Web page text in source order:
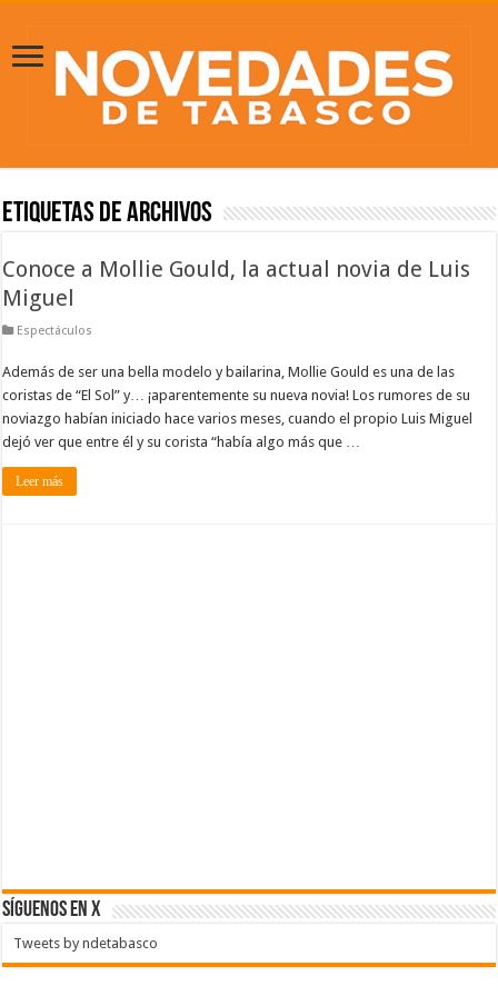
Etiquetas de Archivos
Conoce a Mollie Gould, la actual novia de Luis
Miguel
Espectáculos
Además de ser una bella modelo y bailarina, Mollie Gould es una de las
coristas de “El Sol” y… ¡aparentemente su nueva novia! Los rumores de su
noviazgo habían iniciado hace varios meses, cuando el propio Luis Miguel
dejó ver que entre él y su corista “había algo más que …
Leer más
SÍGUENOS EN X
Tweets by ndetabasco